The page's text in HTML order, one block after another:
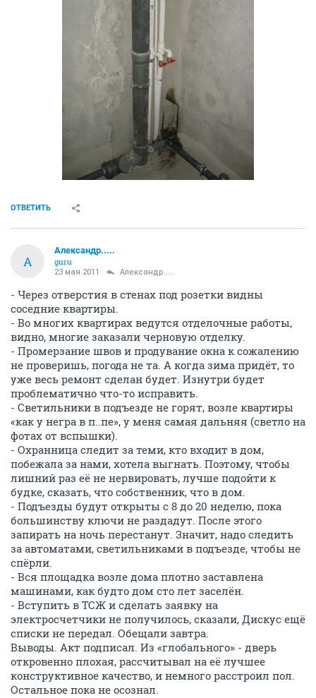
ОТВЕТИТЬ
А
Александр.....
guru
23 мая 2011 Александр.....
- Через отверстия в стенах под розетки видны
соседние квартиры.
- Во многих квартирах ведутся отделочные работы,
видно, многие заказали черновую отделку.
- Промерзание швов и продувание окна к сожалению
не проверишь, погода не та. А когда зима придёт, то
уже весь ремонт сделан будет. Изнутри будет
проблематично что-то исправить.
- Светильники в подъезде не горят, возле квартиры
«как у негра в п..пе», у меня самая дальняя (светло на
фотах от вспышки).
- Охранница следит за теми, кто входит в дом,
побежала за нами, хотела выгнать. Поэтому, чтобы
лишний раз её не нервировать, лучше подойти к
будке, сказать, что собственник, что в дом.
- Подъезды будут открыты с 8 до 20 неделю, пока
большинству ключи не раздадут. После этого
запирать на ночь перестанут. Значит, надо следить
за автоматами, светильниками в подъезде, чтобы не
спёрли.
- Вся площадка возле дома плотно заставлена
машинами, как будто дом сто лет заселён.
- Вступить в ТСЖ и сделать заявку на
электросчетчики не получилось, сказали, Дискус ещё
списки не передал. Обещали завтра.
Выводы. Акт подписал. Из «глобального» - дверь
откровенно плохая, рассчитывал на её лучшее
конструктивное качество, и немного расстроил пол.
Остальное пока не осознал.